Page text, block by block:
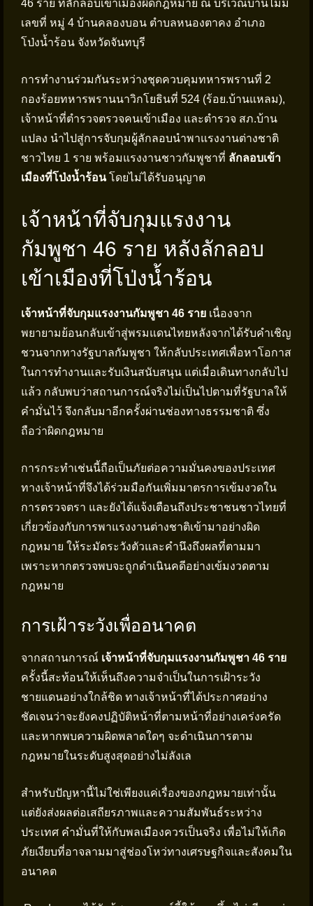
46 ราย ที่ลักลอบเข้าเมืองผิดกฎหมาย ณ บริเวณบ้านไม่มี
เลขที่ หมู่ 4 บ้านคลองบอน ตำบลหนองตาคง อำเภอ
โป่งน้ำร้อน จังหวัดจันทบุรี
การทำงานร่วมกันระหว่างชุดควบคุมทหารพรานที่ 2
กองร้อยทหารพรานนาวิกโยธินที่ 524 (ร้อย.บ้านแหลม),
เจ้าหน้าที่ตำรวจตรวจคนเข้าเมือง และตำรวจ สภ.บ้าน
แปลง นำไปสู่การจับกุมผู้ลักลอบนำพาแรงงานต่างชาติ
ชาวไทย 1 ราย พร้อมแรงงานชาวกัมพูชาที่ ลักลอบเข้า
เมืองที่โป่งน้ำร้อนโดยไม่ได้รับอนุญาต
เจ้าหน้าที่จับกุมแรงงาน
กัมพูชา 46 ราย หลังลักลอบ
เข้าเมืองที่โป่งน้ำร้อน
เจ้าหน้าที่จับกุมแรงงานกัมพูชา 46 ราย เนื่องจาก
พยายามย้อนกลับเข้าสู่พรมแดนไทยหลังจากได้รับคำเชิญ
ชวนจากทางรัฐบาลกัมพูชา ให้กลับประเทศเพื่อหาโอกาส
ในการทำงานและรับเงินสนับสนุน แต่เมื่อเดินทางกลับไป
แล้ว กลับพบว่าสถานการณ์จริงไม่เป็นไปตามที่รัฐบาลให้
คำมั่นไว้ จึงกลับมาอีกครั้งผ่านช่องทางธรรมชาติ ซึ่ง
ถือว่าผิดกฎหมาย
การกระทำเช่นนี้ถือเป็นภัยต่อความมั่นคงของประเทศ
ทางเจ้าหน้าที่จึงได้ร่วมมือกันเพิ่มมาตรการเข้มงวดใน
การตรวจตรา และยังได้แจ้งเตือนถึงประชาชนชาวไทยที่
เกี่ยวข้องกับการพาแรงงานต่างชาติเข้ามาอย่างผิด
กฎหมาย ให้ระมัดระวังตัวและคำนึงถึงผลที่ตามมา
เพราะหากตรวจพบจะถูกดำเนินคดีอย่างเข้มงวดตาม
กฎหมาย
การเฝ้าระวังเพื่ออนาคต
จากสถานการณ์ เจ้าหน้าที่จับกุมแรงงานกัมพูชา 46 ราย
ครั้งนี้สะท้อนให้เห็นถึงความจำเป็นในการเฝ้าระวัง
ชายแดนอย่างใกล้ชิด ทางเจ้าหน้าที่ได้ประกาศอย่าง
ชัดเจนว่าจะยังคงปฏิบัติหน้าที่ตามหน้าที่อย่างเคร่งครัด
และหากพบความผิดพลาดใดๆ จะดำเนินการตาม
กฎหมายในระดับสูงสุดอย่างไม่ลังเล
สำหรับปัญหานี้ไม่ใช่เพียงแค่เรื่องของกฎหมายเท่านั้น
แต่ยังส่งผลต่อเสถียรภาพและความสัมพันธ์ระหว่าง
ประเทศ คำมั่นที่ให้กับพลเมืองควรเป็นจริง เพื่อไม่ให้เกิด
ภัยเงียบที่อาจลามมาสู่ช่องโหว่ทางเศรษฐกิจและสังคมใน
อนาคต